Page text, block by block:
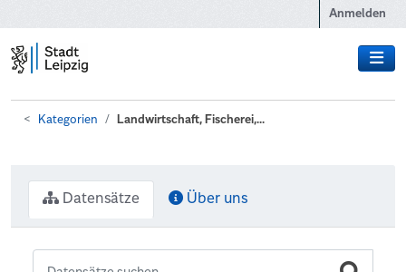
Anmelden
Kategorien Landwirtschaft, Fischerei,...
Datensätze Über uns